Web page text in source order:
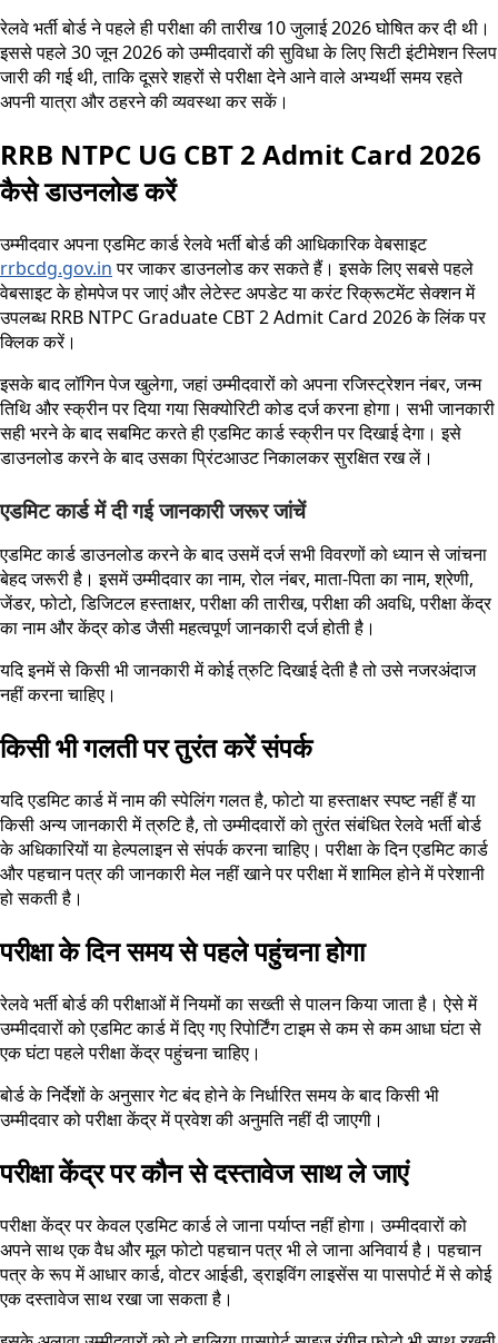
रेलवे भर्ती बोर्ड ने पहले ही परीक्षा की तारीख 10 जुलाई 2026 घोषित कर दी थी।
इससे पहले 30 जून 2026 को उम्मीदवारों की सुविधा के लिए सिटी इंटीमेशन स्लिप
जारी की गई थी, ताकि दूसरे शहरों से परीक्षा देने आने वाले अभ्यर्थी समय रहते
अपनी यात्रा और ठहरने की व्यवस्था कर सकें।
RRB NTPC UG CBT 2 Admit Card 2026
कैसे डाउनलोड करें
उम्मीदवार अपना एडमिट कार्ड रेलवे भर्ती बोर्ड की आधिकारिक वेबसाइट
rrbcdg.gov.inपर जाकर डाउनलोड कर सकते हैं। इसके लिए सबसे पहले
वेबसाइट के होमपेज पर जाएं और लेटेस्ट अपडेट या करंट रिक्रूटमेंट सेक्शन में
उपलब्ध RRB NTPC Graduate CBT 2 Admit Card 2026 के लिंक पर
क्लिक करें।
इसके बाद लॉगिन पेज खुलेगा, जहां उम्मीदवारों को अपना रजिस्ट्रेशन नंबर, जन्म
तिथि और स्क्रीन पर दिया गया सिक्योरिटी कोड दर्ज करना होगा। सभी जानकारी
सही भरने के बाद सबमिट करते ही एडमिट कार्ड स्क्रीन पर दिखाई देगा। इसे
डाउनलोड करने के बाद उसका प्रिंटआउट निकालकर सुरक्षित रख लें।
एडमिट कार्ड में दी गई जानकारी जरूर जांचें
एडमिट कार्ड डाउनलोड करने के बाद उसमें दर्ज सभी विवरणों को ध्यान से जांचना
बेहद जरूरी है। इसमें उम्मीदवार का नाम, रोल नंबर, माता-पिता का नाम, श्रेणी,
जेंडर, फोटो, डिजिटल हस्ताक्षर, परीक्षा की तारीख, परीक्षा की अवधि, परीक्षा केंद्र
का नाम और केंद्र कोड जैसी महत्वपूर्ण जानकारी दर्ज होती है।
यदि इनमें से किसी भी जानकारी में कोई त्रुटि दिखाई देती है तो उसे नजरअंदाज
नहीं करना चाहिए।
किसी भी गलती पर तुरंत करें संपर्क
यदि एडमिट कार्ड में नाम की स्पेलिंग गलत है, फोटो या हस्ताक्षर स्पष्ट नहीं हैं या
किसी अन्य जानकारी में त्रुटि है, तो उम्मीदवारों को तुरंत संबंधित रेलवे भर्ती बोर्ड
के अधिकारियों या हेल्पलाइन से संपर्क करना चाहिए। परीक्षा के दिन एडमिट कार्ड
और पहचान पत्र की जानकारी मेल नहीं खाने पर परीक्षा में शामिल होने में परेशानी
हो सकती है।
परीक्षा के दिन समय से पहले पहुंचना होगा
रेलवे भर्ती बोर्ड की परीक्षाओं में नियमों का सख्ती से पालन किया जाता है। ऐसे में
उम्मीदवारों को एडमिट कार्ड में दिए गए रिपोर्टिंग टाइम से कम से कम आधा घंटा से
एक घंटा पहले परीक्षा केंद्र पहुंचना चाहिए।
बोर्ड के निर्देशों के अनुसार गेट बंद होने के निर्धारित समय के बाद किसी भी
उम्मीदवार को परीक्षा केंद्र में प्रवेश की अनुमति नहीं दी जाएगी।
परीक्षा केंद्र पर कौन से दस्तावेज साथ ले जाएं
परीक्षा केंद्र पर केवल एडमिट कार्ड ले जाना पर्याप्त नहीं होगा। उम्मीदवारों को
अपने साथ एक वैध और मूल फोटो पहचान पत्र भी ले जाना अनिवार्य है। पहचान
पत्र के रूप में आधार कार्ड, वोटर आईडी, ड्राइविंग लाइसेंस या पासपोर्ट में से कोई
एक दस्तावेज साथ रखा जा सकता है।